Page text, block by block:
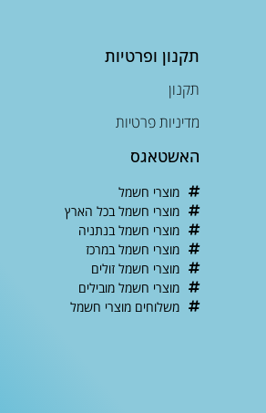
תקנון ופרטיות
תקנון
מדיניות פרטיות
האשטאגס
מוצרי חשמל
מוצרי חשמל בכל הארץ
מוצרי חשמל בנתניה
מוצרי חשמל במרכז
מוצרי חשמל זולים
מוצרי חשמל מובילים
משלוחים מוצרי חשמל